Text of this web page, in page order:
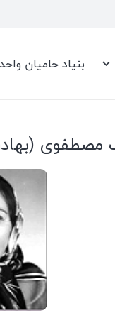
بنیاد حامیان
مصطفوی